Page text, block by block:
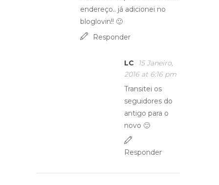
endereço.. já adicionei no
bloglovin!! 🙂
Responder
LC
15 Janeiro,
2016 at 6:16 pm
Transitei os
seguidores do
antigo para o
novo 🙂
Responder